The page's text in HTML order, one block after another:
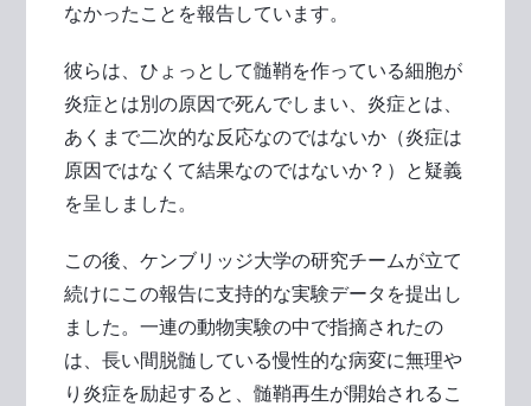
なかったことを報告しています。
彼らは、ひょっとして髄鞘を作っている細胞が
炎症とは別の原因で死んでしまい、炎症とは、
あくまで二次的な反応なのではないか（炎症は
原因ではなくて結果なのではないか？）と疑義
を呈しました。
この後、ケンブリッジ大学の研究チームが立て
続けにこの報告に支持的な実験データを提出し
ました。一連の動物実験の中で指摘されたの
は、長い間脱髄している慢性的な病変に無理や
り炎症を励起すると、髄鞘再生が開始されるこ